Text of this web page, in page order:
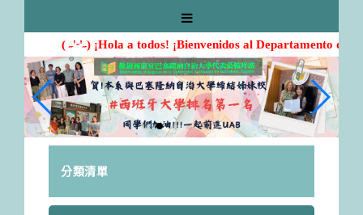
( ˶'ᵕ'˶) ¡Hola a todos! ¡Bienvenidos al Departamento de
分類清單